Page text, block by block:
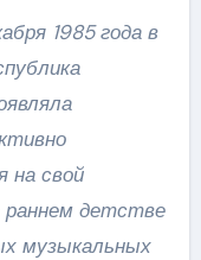
1985 года в
на свой
раннем детстве
музыкальных